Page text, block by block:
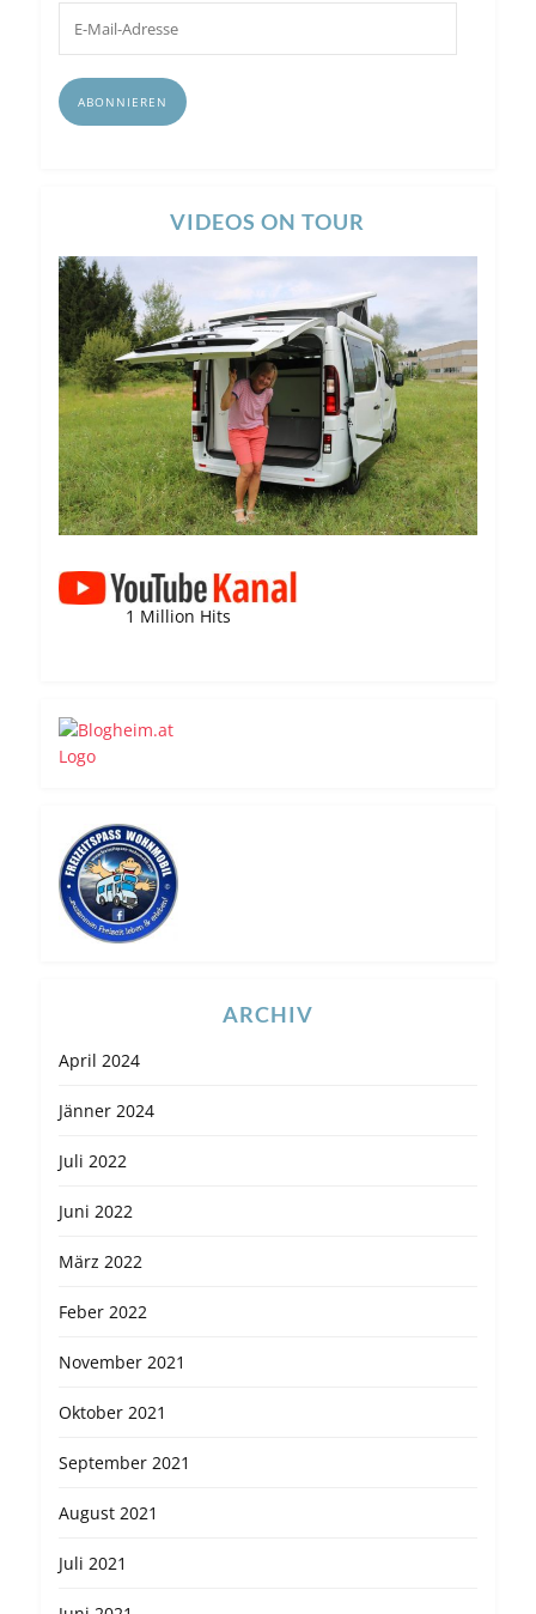
Adresse
ABONNIEREN
VIDEOS ON TOUR
1 Million Hits
ARCHIV
April 2024
Jänner 2024
Juli 2022
Juni 2022
März 2022
Feber 2022
November 2021
Oktober 2021
September 2021
August 2021
Juli 2021